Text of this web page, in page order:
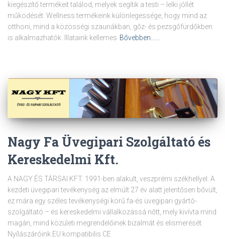
kiegészítő termékeit találod, melyek segítik a testi – lelki jóllét
működését. Wellness termékeink különlegessége, hogy mind az
otthoni, mind a közösségi szaunákban, gőz- és pezsgőfürdőkben
is alkalmazhatók. Illataink kellemes Bővebben……
Nagy Fa Üvegipari Szolgáltató és
Kereskedelmi Kft.
A NAGY ÉS TÁRSAI KFT. 1991-ben alakult, veszprémi székhellyel. A
kezdeti üvegipari tevékenység az elmúlt 27 év alatt jelentősen bővült,
ez mára egy széles tevékenységi körű fa-és üvegipari gyártó-
szolgáltató – és kereskedelmi vállalkozássá nőtt, mely kivívta mind
magán, mind közületi megrendelőinek bizalmát és elismerését.
Nyílászáróink EU kompatibilis CE